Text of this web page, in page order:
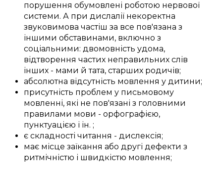
порушення обумовлені роботою нервової
системи. А при дислалії некоректна
звуковимова частіш за все пов'язана з
іншими обставинами, включно з
соціальними: двомовність удома,
відтворення частих неправильних слів
інших - мами й тата, старших родичів;
абсолютна відсутність мовлення у дитини;
присутність проблем у письмовому
мовленні, які не пов'язані з головними
правилами мови - орфографією,
пунктуацією і ін. ;
є складності читання - дислексія;
має місце заїкання або другі дефекти з
ритмічністю і швидкістю мовлення;